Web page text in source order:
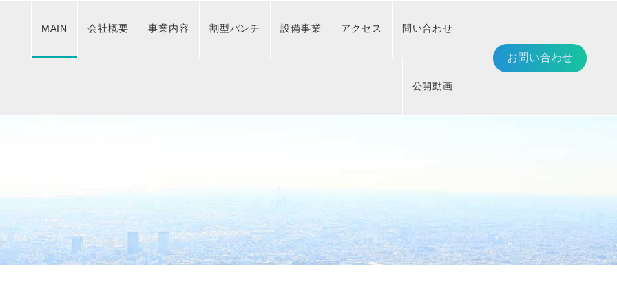
MAIN 会社概要 事業内容 割型パンチ 設備事業 アクセス 問い合わせ
公開動画
お問い合わせ